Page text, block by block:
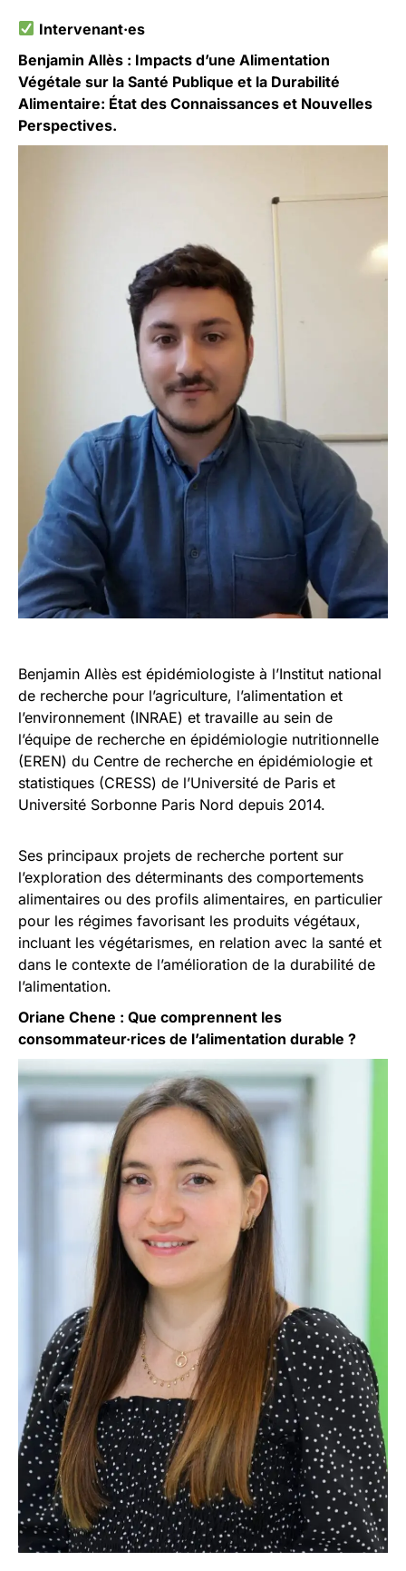
Intervenant·es
Benjamin Allès : Impacts d’une Alimentation
Végétale sur la Santé Publique et la Durabilité
Alimentaire: État des Connaissances et Nouvelles
Perspectives.
Benjamin Allès est épidémiologiste à l’Institut national
de recherche pour l’agriculture, l’alimentation et
l’environnement (INRAE) et travaille au sein de
l’équipe de recherche en épidémiologie nutritionnelle
(EREN) du Centre de recherche en épidémiologie et
statistiques (CRESS) de l’Université de Paris et
Université Sorbonne Paris Nord depuis 2014.
Ses principaux projets de recherche portent sur
l’exploration des déterminants des comportements
alimentaires ou des profils alimentaires, en particulier
pour les régimes favorisant les produits végétaux,
incluant les végétarismes, en relation avec la santé et
dans le contexte de l’amélioration de la durabilité de
l’alimentation.
Oriane Chene : Que comprennent les
consommateur·rices de l’alimentation durable ?